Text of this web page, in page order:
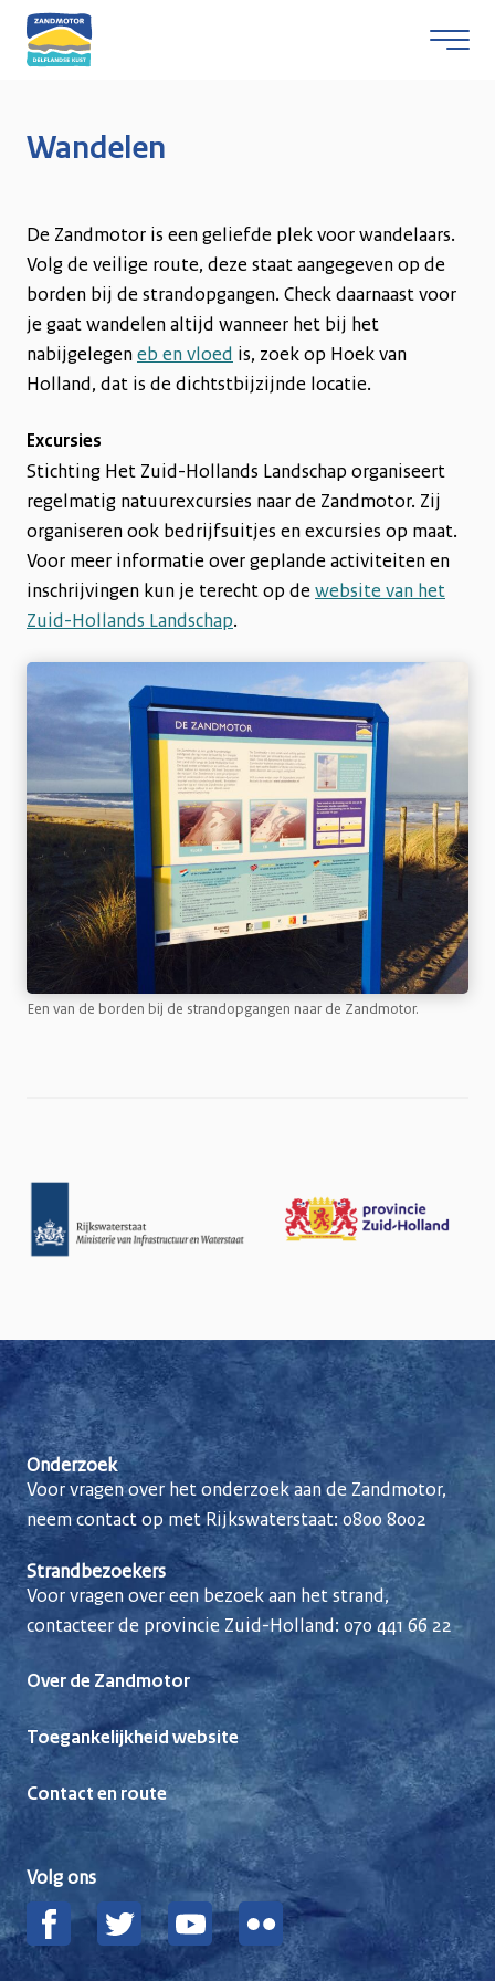
Skip naar content
Wandelen
De Zandmotor is een geliefde plek voor wandelaars.
Volg de veilige route, deze staat aangegeven op de
borden bij de strandopgangen. Check daarnaast voor
je gaat wandelen altijd wanneer het bij het
nabijgelegen eb en vloed is, zoek op Hoek van
Holland, dat is de dichtstbijzijnde locatie.
Excursies
Stichting Het Zuid-Hollands Landschap organiseert
regelmatig natuurexcursies naar de Zandmotor. Zij
organiseren ook bedrijfsuitjes en excursies op maat.
Voor meer informatie over geplande activiteiten en
inschrijvingen kun je terecht op de website van het
Zuid-Hollands Landschap.
Een van de borden bij de strandopgangen naar de Zandmotor.
Onderzoek
Voor vragen over het onderzoek aan de Zandmotor,
neem contact op met Rijkswaterstaat: 0800 8002
Strandbezoekers
Voor vragen over een bezoek aan het strand,
contacteer de provincie Zuid-Holland: 070 441 66 22
Over de Zandmotor
Toegankelijkheid website
Contact en route
Volg ons
FacebookTwitterYouTube
Flickr